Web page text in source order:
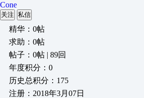
Cone
关注 私信
精华：0帖
求助：0帖
帖子：0帖 | 89回
年度积分：0
历史总积分：175
注册：2018年3月07日